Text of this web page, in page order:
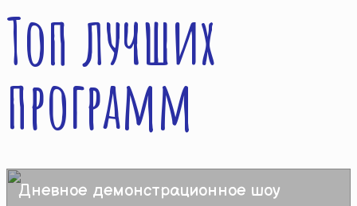
Топ лучших
программ
Дневное демонстрационное шоу